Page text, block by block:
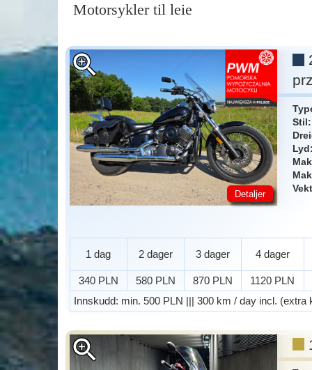
Motorsykler til leie
zoom_in
Detaljer
Stil
Lyd
Vekt
1 dag 2 dager 3 dager 4 dager
340 PLN 580 PLN 870 PLN 1120 PLN
Innskudd: min. 500 PLN ||| 300 km / day incl. (extra
zoom_in